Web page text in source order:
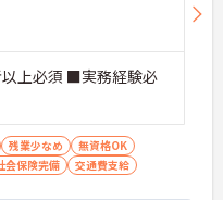
上必須 ■実務経験必
残業少なめ
無資格OK
会保険完備 交通費支給